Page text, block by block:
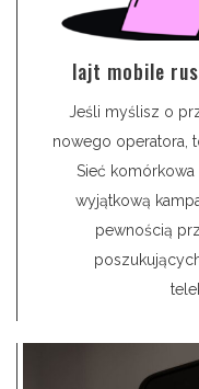
lajt mobile
Jeśli myślisz o
nowego operatora,
Sieć komórkowa
wyjątkową
pewnością